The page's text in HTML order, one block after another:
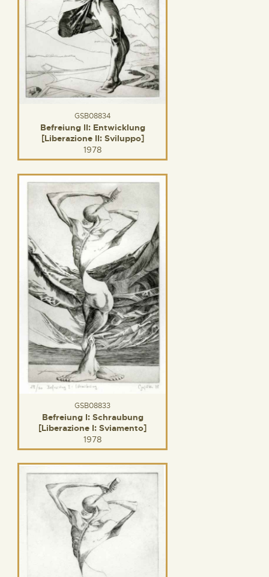
GSB08834
Befreiung II: Entwicklung
[Liberazione II: Sviluppo]
1978
GSB08833
Befreiung I: Schraubung
[Liberazione I: Sviamento]
1978